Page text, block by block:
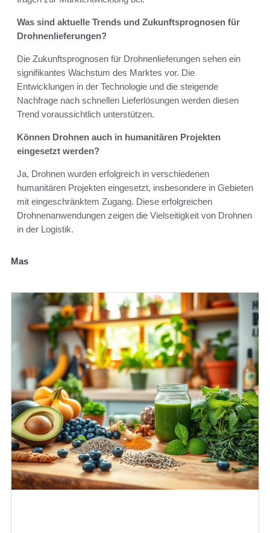
Was sind aktuelle Trends und Zukunftsprognosen für
Drohnenlieferungen?
Die Zukunftsprognosen für Drohnenlieferungen sehen ein
signifikantes Wachstum des Marktes vor. Die
Entwicklungen in der Technologie und die steigende
Nachfrage nach schnellen Lieferlösungen werden diesen
Trend voraussichtlich unterstützen.
Können Drohnen auch in humanitären Projekten
eingesetzt werden?
Ja, Drohnen wurden erfolgreich in verschiedenen
humanitären Projekten eingesetzt, insbesondere in Gebieten
mit eingeschränktem Zugang. Diese erfolgreichen
Drohnenanwendungen zeigen die Vielseitigkeit von Drohnen
in der Logistik.
Mas